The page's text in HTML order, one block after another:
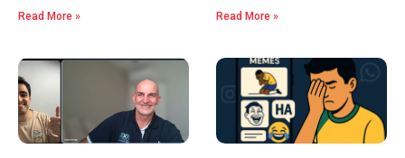
Read More » Read More »